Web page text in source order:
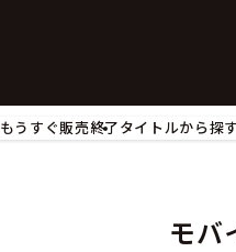
もうすぐ販売終了タイトルから探
モバ